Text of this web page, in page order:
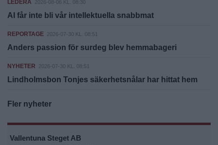
LEDERA 2026-08-06 KL. 08:30
AI får inte bli vår intellektuella snabbmat
REPORTAGE 2026-07-30 KL. 08:51
Anders passion för surdeg blev hemmabageri
NYHETER 2026-07-30 KL. 08:51
Lindholmsbon Tonjes säkerhetsnålar har hittat hem
Fler nyheter
Vallentuna Steget AB